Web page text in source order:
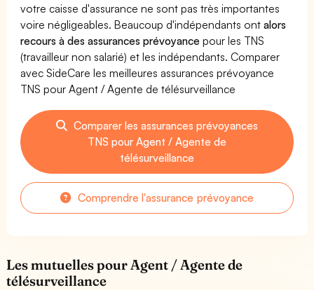
votre caisse d'assurance ne sont pas très importantes
voire négligeables. Beaucoup d'indépendants ontalors
recours à des assurances prévoyance pour les TNS
(travailleur non salarié) et les indépendants. Comparer
avec SideCare les meilleures assurances prévoyance
TNS pour Agent / Agente de télésurveillance
Comparer les assurances prévoyances
TNS pour Agent / Agente de
télésurveillance
Comprendre l'assurance prévoyance
Les mutuelles pour Agent / Agente de
télésurveillance